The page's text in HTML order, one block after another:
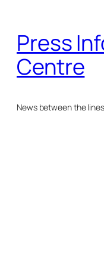
content
Press
Centre
News between the lines